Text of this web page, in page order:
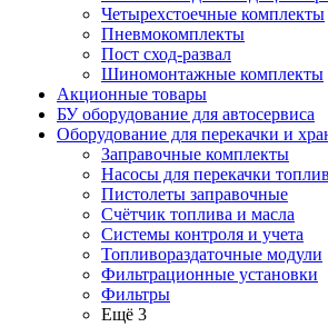
Четырехстоечные комплекты
Пневмокомплекты
Пост сход-развал
Шиномонтажные комплекты
Акционные товары
БУ оборудование для автосервиса
Оборудование для перекачки и
Заправочные комплекты
Насосы для перекачки
Пистолеты заправочные
Счётчик топлива и масла
Системы контроля и учета
Топливораздаточные модули
Фильтрационные установки
Фильтры
Ещё 3